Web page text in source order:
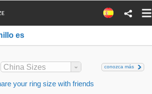
es
China Sizes conozca más
your ring size with friends